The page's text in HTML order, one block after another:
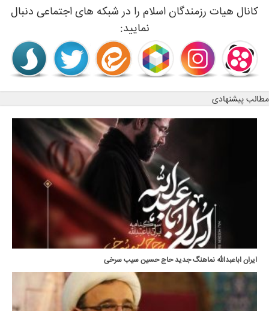
کانال هیات رزمندگان اسلام را در شبکه های اجتماعی دنبال
نمایید:
مطالب پیشنهادی
ایران اباعبدالله نماهنگ جدید حاج حسین سیب سرخی